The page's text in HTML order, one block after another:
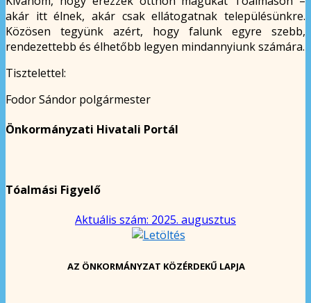
akár itt élnek, akár csak ellátogatnak településünkre.
Közösen tegyünk azért, hogy falunk egyre szebb,
rendezettebb és élhetőbb legyen mindannyiunk számára.
Tisztelettel:
Fodor Sándor polgármester
Önkormányzati Hivatali Portál
Tóalmási Figyelő
Aktuális szám: 2025. augusztus
AZ ÖNKORMÁNYZAT KÖZÉRDEKŰ LAPJA